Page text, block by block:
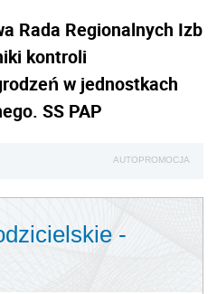
Rada Regionalnych Izb
kontroli
w jednostkach
SS PAP
AUTOPROMOCJA
-